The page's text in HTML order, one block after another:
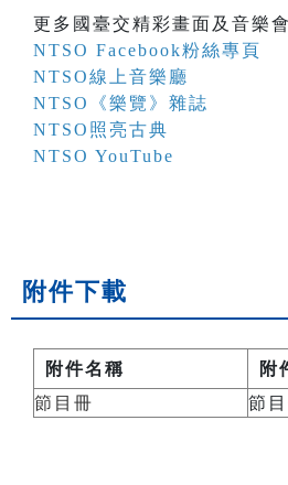
更多國臺交精彩畫面及音樂
NTSO Facebook粉絲專頁
NTSO線上音樂廳
NTSO《樂覽》雜誌
NTSO照亮古典
NTSO YouTube
附件下載
附件名稱
附
節目冊
節